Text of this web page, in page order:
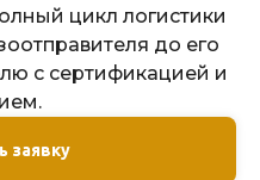
цикл логистики
до его
с сертификацией и
заявку